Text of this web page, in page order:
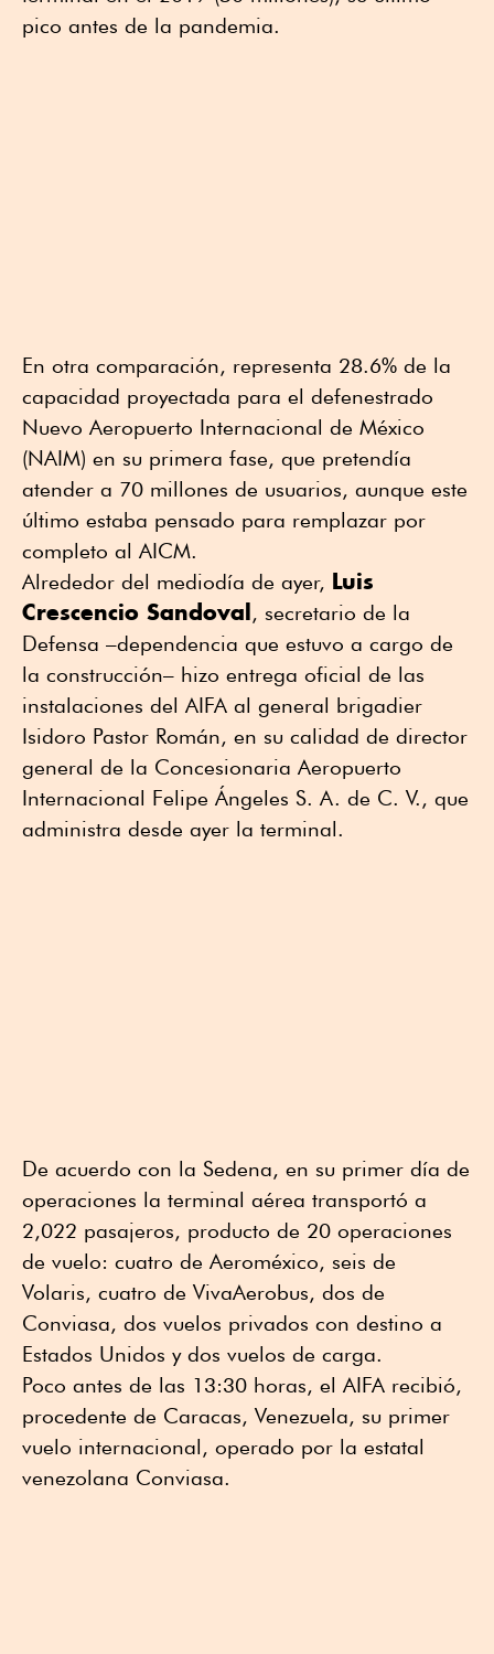
pico antes de la pandemia.
En otra comparación, representa 28.6% de la
capacidad proyectada para el defenestrado
Nuevo Aeropuerto Internacional de México
(NAIM) en su primera fase, que pretendía
atender a 70 millones de usuarios, aunque este
último estaba pensado para remplazar por
completo al AICM.
Alrededor del mediodía de ayer, Luis
Crescencio Sandoval , secretario de la
Defensa –dependencia que estuvo a cargo de
la construcción– hizo entrega oficial de las
instalaciones del AIFA al general brigadier
Isidoro Pastor Román, en su calidad de director
general de la Concesionaria Aeropuerto
Internacional Felipe Ángeles S. A. de C. V., que
administra desde ayer la terminal.
De acuerdo con la Sedena, en su primer día de
operaciones la terminal aérea transportó a
2,022 pasajeros, producto de 20 operaciones
de vuelo: cuatro de Aeroméxico, seis de
Volaris, cuatro de VivaAerobus, dos de
Conviasa, dos vuelos privados con destino a
Estados Unidos y dos vuelos de carga.
Poco antes de las 13:30 horas, el AIFA recibió,
procedente de Caracas, Venezuela, su primer
vuelo internacional, operado por la estatal
venezolana Conviasa.